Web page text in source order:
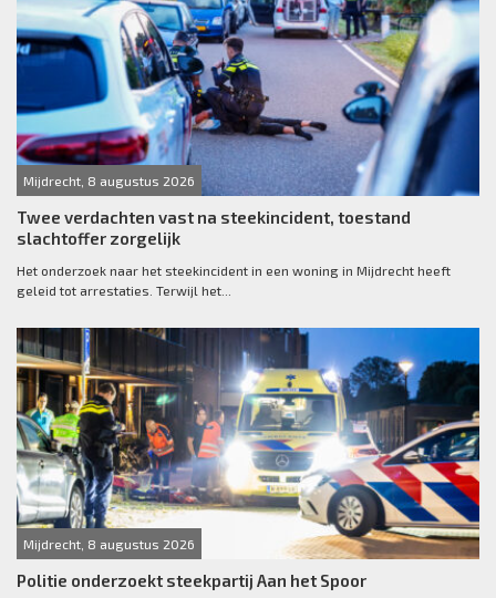
Mijdrecht, 8 augustus 2026
Twee verdachten vast na steekincident, toestand
slachtoffer zorgelijk
Het onderzoek naar het steekincident in een woning in Mijdrecht heeft
geleid tot arrestaties. Terwijl het...
Mijdrecht, 8 augustus 2026
Politie onderzoekt steekpartij Aan het Spoor